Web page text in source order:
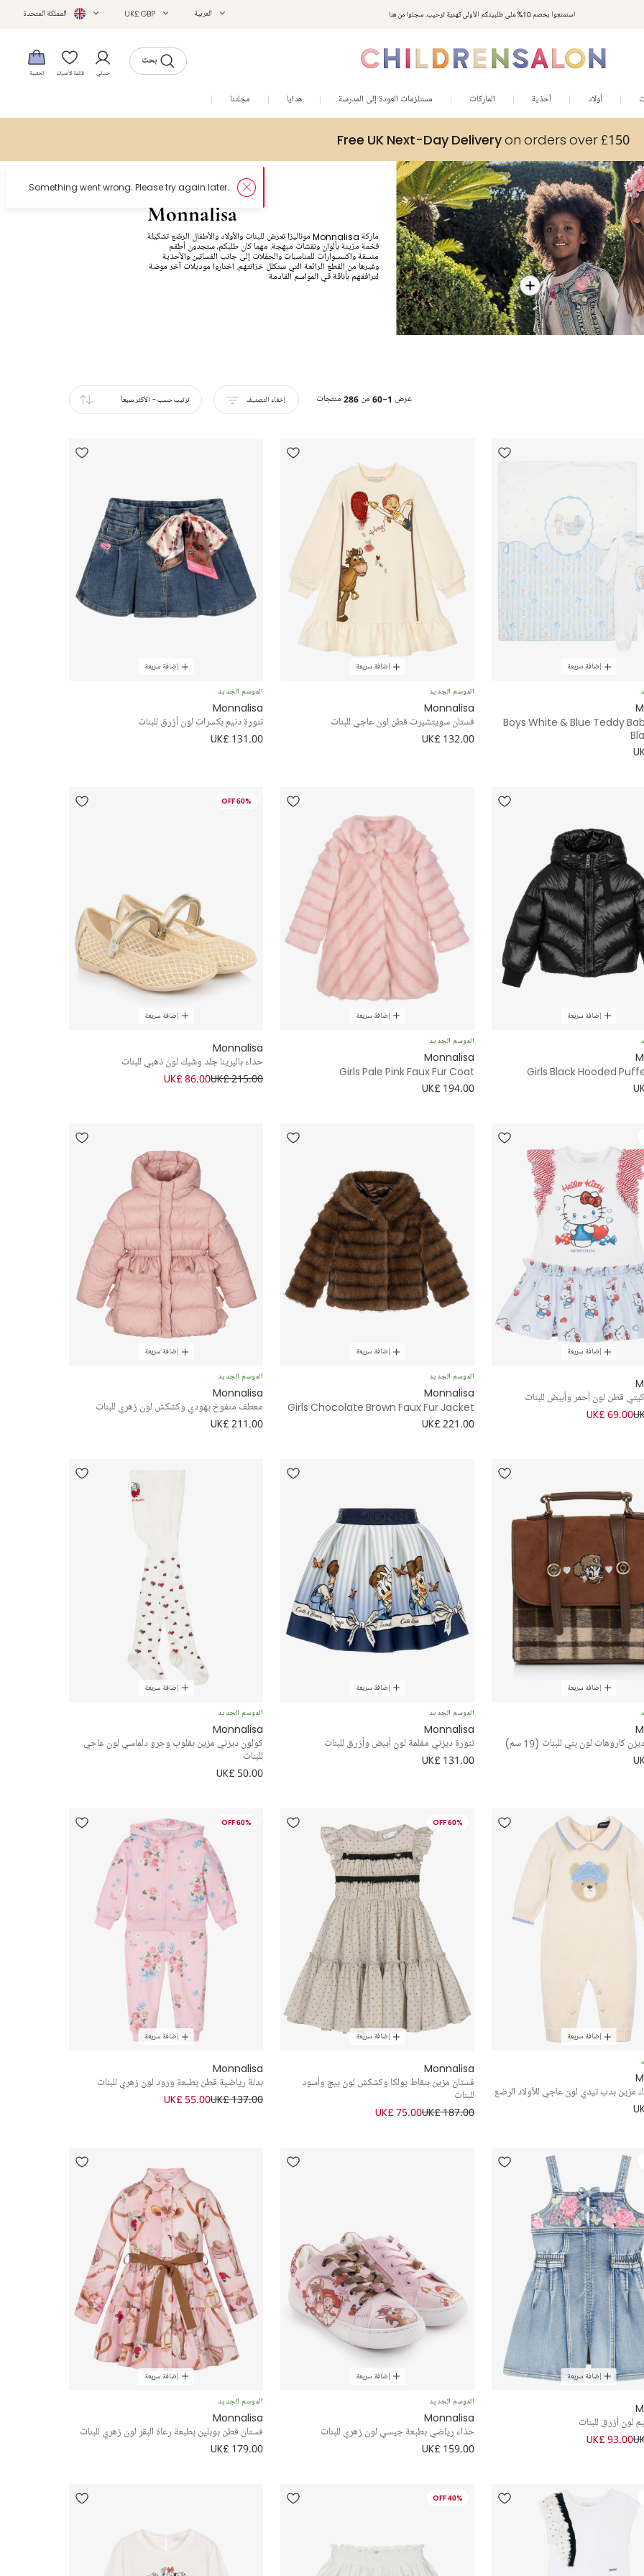
استمتعوا بخصم 10% على طلبيتكم الأولى كهدية ترحيب. سجلوا من هنا العربية UK£ GBP المملكة المتحدة
بحث
حسابي قائمة الأمنيات الحقيبة
أولاد أحذية الماركات مستلزمات العودة إلى المدرسة هدايا مجلتنا
Free UK Next-Day Deliveryon orders over £150
Monnalisa
ماركة Monnalisa موناليزا تعرض للبنات والأولاد والأطفال الرضع تشكيلة
فخمة مزينة بألوان ونقشات مبهجة. مهما كان طلبكم، ستجدون أطقم
منسقة واكسسوارات للمناسبات والحفلات إلى جانب الفساتين والأحذية
وغيرها من القطع الرائعة التي ستكلل خزانتهم. اختاروا موديلات آخر موضة
لترافقهم بأناقة في المواسم القادمة
عرض 1-60 من 286 منتجات إخفاء التصنيف ترتيب حسب- الأكثر مبيعاً
إضافة سريعة
Boys White & Blue Teddy
إضافة سريعة
الموسم الجديد
Monnalisa
فستان سويتشيرت قطن لون عاجي للبنات
UK£ 132.00
إضافة سريعة
الموسم الجديد
Monnalisa
تنورة دنيم بكسرات لون أزرق للبنات
UK£ 131.00
إضافة سريعة
Girls Black Hooded
إضافة سريعة
الموسم الجديد
Monnalisa
Girls Pale Pink Faux Fur Coat
UK£ 194.00
60% OFF
إضافة سريعة
Monnalisa
حذاء باليرينا جلد وشبك لون ذهبي للبنات
UK£ 215.00
UK£ 86.00
إضافة سريعة
قطن لون أحمر وأبيض للبنات
UK£ 69.00
إضافة سريعة
الموسم الجديد
Monnalisa
Girls Chocolate Brown Faux Fur Jacket
UK£ 221.00
إضافة سريعة
الموسم الجديد
Monnalisa
معطف منفوخ بهودي وكشكش لون زهري للبنات
UK£ 211.00
إضافة سريعة
كاروهات لون بني للبنات (19 سم)
إضافة سريعة
الموسم الجديد
Monnalisa
تنورة ديزني مقلمة لون أبيض وأزرق للبنات
UK£ 131.00
إضافة سريعة
الموسم الجديد
Monnalisa
كولون ديزني مزين بقلوب وجرو دلماسي لون عاجي
للبنات
UK£ 50.00
إضافة سريعة
مزين بدب تيدي لون عاجي للأولاد الرضع
60% OFF
إضافة سريعة
Monnalisa
فستان مزين بنقاط بولكا وكشكش لون بيج وأسود
للبنات
UK£ 187.00
UK£ 75.00
60% OFF
إضافة سريعة
Monnalisa
بدلة رياضية قطن بطبعة ورود لون زهري للبنات
UK£ 137.00
UK£ 55.00
إضافة سريعة
لون أزرق للبنات
UK£ 93.00
إضافة سريعة
الموسم الجديد
Monnalisa
حذاء رياضي بطبعة جيسي لون زهري للبنات
UK£ 159.00
إضافة سريعة
الموسم الجديد
Monnalisa
فستان قطن بوبلين بطبعة رعاة البقر لون زهري للبنات
UK£ 179.00
40% OFF